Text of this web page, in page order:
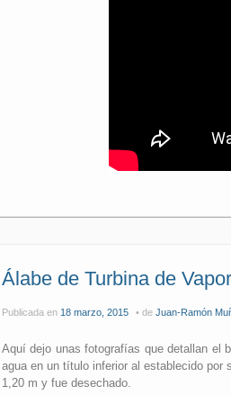
Álabe de Turbina de
Publicada en 18 marzo, 2015 de Juan-Ramón
Aquí dejo unas fotografías que detallan el
agua en un título inferior al establecido por
1,20 m y fue desechado.